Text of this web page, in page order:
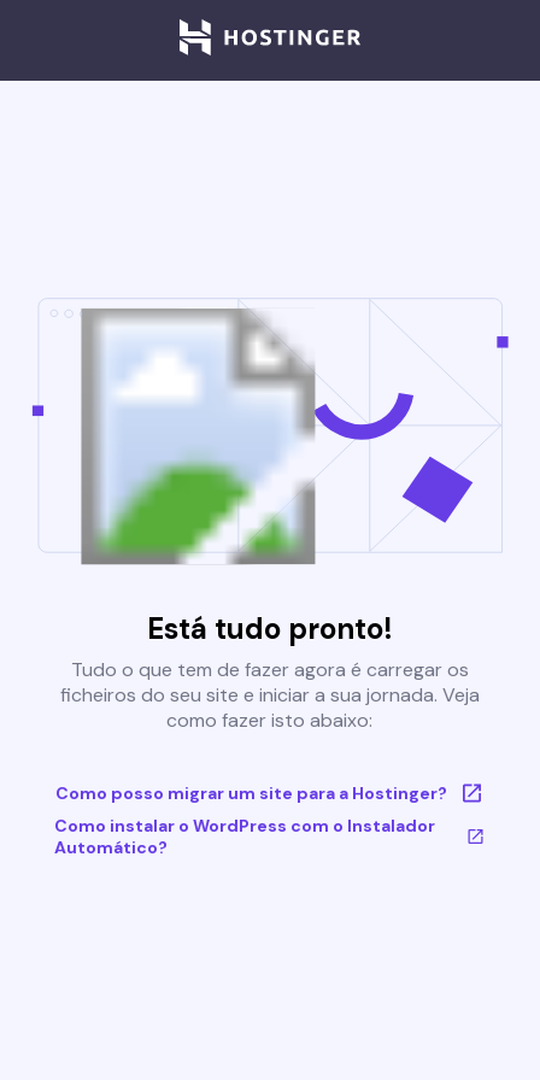
Está tudo pronto!
Tudo o que tem de fazer agora é carregar os
ficheiros do seu site e iniciar a sua jornada. Veja
como fazer isto abaixo:
Como posso migrar um site para a Hostinger?
Como instalar o WordPress com o Instalador
Automático?